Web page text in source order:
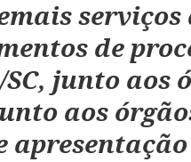
de
junto aos
aos